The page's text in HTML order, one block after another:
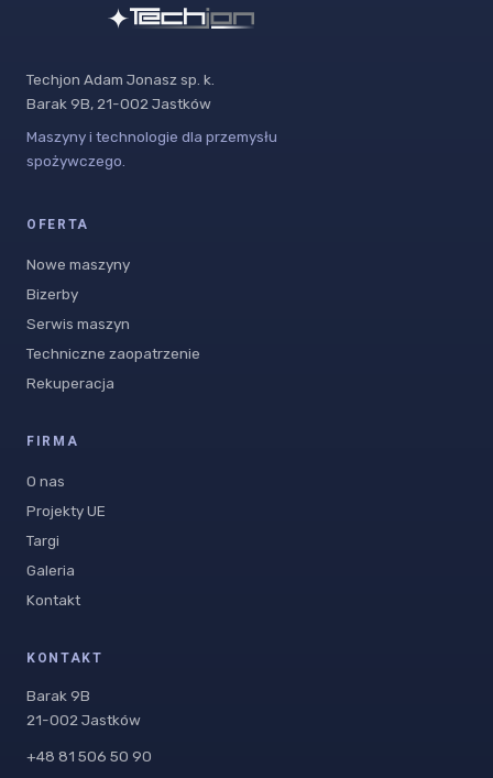
Techjon Adam Jonasz sp. k.
Barak 9B, 21-002 Jastków
Maszyny i technologie dla przemysłu
spożywczego.
OFERTA
Nowe maszyny
Bizerby
Serwis maszyn
Techniczne zaopatrzenie
Rekuperacja
FIRMA
O nas
Projekty UE
Targi
Galeria
Kontakt
KONTAKT
Barak 9B
21-002 Jastków
+48 81 506 50 90